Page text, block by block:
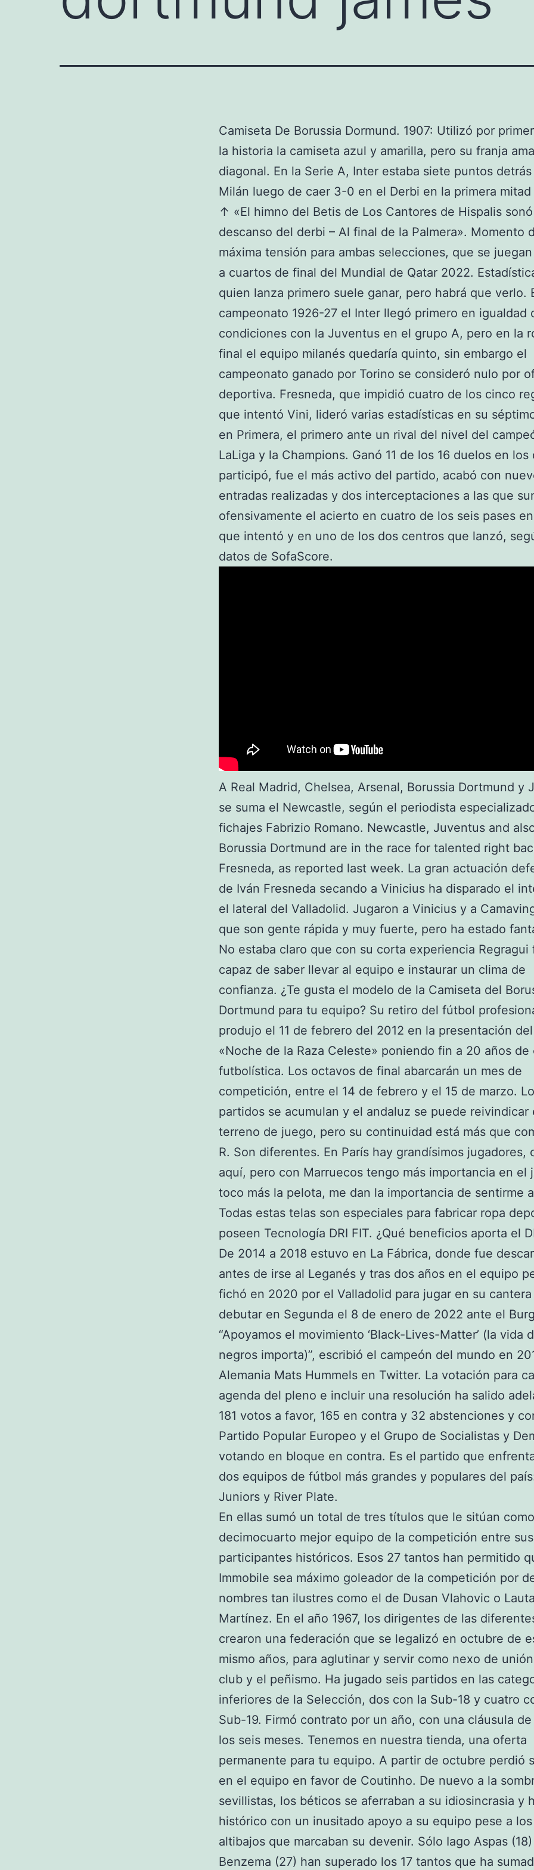
Camiseta De Borussia Dormund. 1907: Utilizó por
la historia la camiseta azul y amarilla, pero su franja
diagonal. En la Serie A, Inter estaba siete puntos detrás
Milán luego de caer 3-0 en el Derbi en la primera mitad
↑ «El himno del Betis de Los Cantores de Hispalis
descanso del derbi – Al final de la Palmera». Momento
máxima tensión para ambas selecciones, que se
a cuartos de final del Mundial de Qatar 2022.
quien lanza primero suele ganar, pero habrá que verlo.
campeonato 1926-27 el Inter llegó primero en igualdad
condiciones con la Juventus en el grupo A, pero en la
final el equipo milanés quedaría quinto, sin embargo el
campeonato ganado por Torino se consideró nulo por
deportiva. Fresneda, que impidió cuatro de los cinco
que intentó Vini, lideró varias estadísticas en su
en Primera, el primero ante un rival del nivel del
LaLiga y la Champions. Ganó 11 de los 16 duelos en los
participó, fue el más activo del partido, acabó con
entradas realizadas y dos interceptaciones a las que
ofensivamente el acierto en cuatro de los seis pases
que intentó y en uno de los dos centros que lanzó,
datos de SofaScore.
A Real Madrid, Chelsea, Arsenal, Borussia Dortmund y
se suma el Newcastle, según el periodista
fichajes Fabrizio Romano. Newcastle, Juventus and
Borussia Dortmund are in the race for talented right
Fresneda, as reported last week. La gran actuación
de Iván Fresneda secando a Vinicius ha disparado el
el lateral del Valladolid. Jugaron a Vinicius y a
que son gente rápida y muy fuerte, pero ha estado
No estaba claro que con su corta experiencia Regragui
capaz de saber llevar al equipo e instaurar un clima de
confianza. ¿Te gusta el modelo de la Camiseta del
Dortmund para tu equipo? Su retiro del fútbol
produjo el 11 de febrero del 2012 en la presentación
«Noche de la Raza Celeste» poniendo fin a 20 años de
futbolística. Los octavos de final abarcarán un mes de
competición, entre el 14 de febrero y el 15 de marzo.
partidos se acumulan y el andaluz se puede reivindicar
terreno de juego, pero su continuidad está más que
R. Son diferentes. En París hay grandísimos jugadores,
aquí, pero con Marruecos tengo más importancia en el
toco más la pelota, me dan la importancia de sentirme
Todas estas telas son especiales para fabricar ropa
poseen Tecnología DRI FIT. ¿Qué beneficios aporta el
De 2014 a 2018 estuvo en La Fábrica, donde fue
antes de irse al Leganés y tras dos años en el equipo
fichó en 2020 por el Valladolid para jugar en su
debutar en Segunda el 8 de enero de 2022 ante el
“Apoyamos el movimiento ‘Black-Lives-Matter’ (la vida
negros importa)”, escribió el campeón del mundo en
Alemania Mats Hummels en Twitter. La votación para
agenda del pleno e incluir una resolución ha salido
181 votos a favor, 165 en contra y 32 abstenciones y
Partido Popular Europeo y el Grupo de Socialistas y
votando en bloque en contra. Es el partido que
dos equipos de fútbol más grandes y populares del
Juniors y River Plate.
En ellas sumó un total de tres títulos que le sitúan
decimocuarto mejor equipo de la competición entre
participantes históricos. Esos 27 tantos han permitido
Immobile sea máximo goleador de la competición por
nombres tan ilustres como el de Dusan Vlahovic o
Martínez. En el año 1967, los dirigentes de las
crearon una federación que se legalizó en octubre de
mismo años, para aglutinar y servir como nexo de
club y el peñismo. Ha jugado seis partidos en las
inferiores de la Selección, dos con la Sub-18 y cuatro
Sub-19. Firmó contrato por un año, con una cláusula de
los seis meses. Tenemos en nuestra tienda, una oferta
permanente para tu equipo. A partir de octubre perdió
en el equipo en favor de Coutinho. De nuevo a la
sevillistas, los béticos se aferraban a su idiosincrasia y
histórico con un inusitado apoyo a su equipo pese a
altibajos que marcaban su devenir. Sólo Iago Aspas
Benzema (27) han superado los 17 tantos que ha